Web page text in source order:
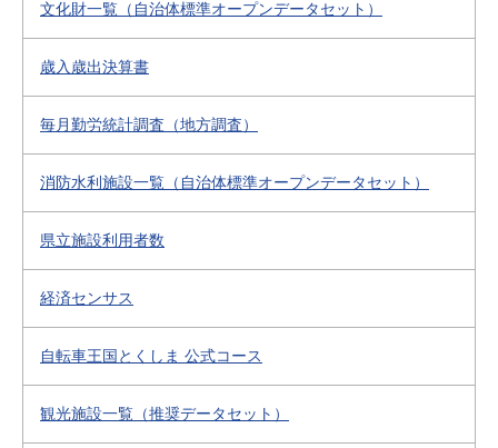
文化財一覧（自治体標準オープンデータセット）
歳入歳出決算書
毎月勤労統計調査（地方調査）
消防水利施設一覧（自治体標準オープンデータセット）
県立施設利用者数
経済センサス
自転車王国とくしま 公式コース
観光施設一覧（推奨データセット）